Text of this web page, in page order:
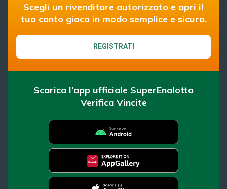
Scegli un rivenditore autorizzato e apri il
tuo conto gioco in modo semplice e sicuro.
REGISTRATI
Scarica l’app ufficiale SuperEnalotto
Verifica Vincite
SuperEnalotto